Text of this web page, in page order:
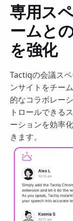
専用ス
ームと
を強化
Tactiqの会議ス
ンサイトをチー
的なコラボレー
トロールできる
ーションを効率
きます。